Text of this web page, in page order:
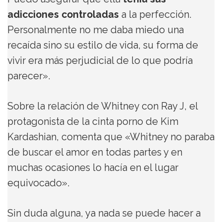
adicciones controladas a la perfección.
Personalmente no me daba miedo una
recaída sino su estilo de vida, su forma de
vivir era más perjudicial de lo que podría
parecer».
Sobre la relación de Whitney con Ray J, el
protagonista de la cinta porno de Kim
Kardashian, comenta que «Whitney no paraba
de buscar el amor en todas partes y en
muchas ocasiones lo hacía en el lugar
equivocado».
Sin duda alguna, ya nada se puede hacer a